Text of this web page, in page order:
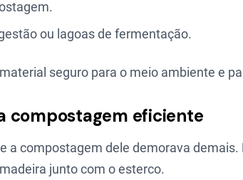
ou lagoas de fermentação.
seguro para o meio ambiente e
compostagem eficiente
a compostagem dele demorava demais.
junto com o esterco.